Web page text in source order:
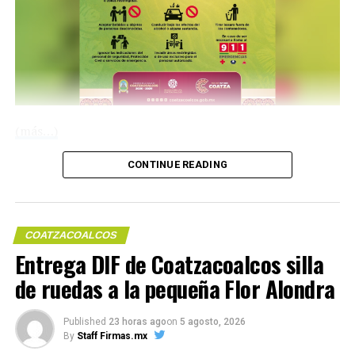
COMPARTE ESTA INFORMACIÓN
RELATED TOPICS:
UP NEXT
Prevenir la violencia de género, prioridad de
Coatzacoalcos
Me gusta esto:
CONTINUE READING
COATZACOALCOS
Entrega DIF de Coatzacoalcos silla
de ruedas a la pequeña Flor Alondra
Published 23 horas agoon 5 agosto, 2026
By Staff Firmas.mx